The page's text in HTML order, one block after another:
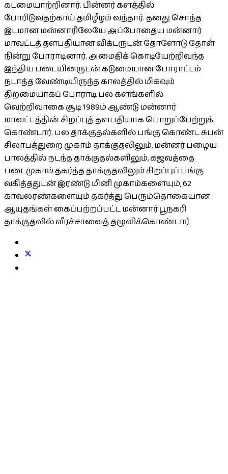
கடமையாற்றினார். பின்னர் களத்தில்
போரிடுவதற்காய் தமிழீழம் வந்தார். தனது சொந்த
இடமான மன்னாரிலேயே அப்போதைய மன்னார்
மாவட்டத் தளபதியான விக்டருடன் தோளோடு தோள்
நின்று போராடினார். அமைதிக் கொடியேற்றிவந்த
இந்திய படையினருடன் கடுமையான போராட்டம்
நடாத்த வேண்டியிருந்த காலத்தில் மிகவும்
திறமையாகப் போராடி பல களங்களில்
வெற்றிவாகை சூடி 1989ம் ஆண்டு மன்னார்
மாவட்டத்தின் சிறப்புத் தளபதியாக பொறுப்பேற்றுக்
கொண்டார். பல தாக்குதல்களில் பங்கு கொண்ட சுபன்
சிலாபத்துறை முகாம் தாக்குதலிலும், மன்னர் பழைய
பாலத்தில் நடந்த தாக்குதல்களிலும், கஜவத்தை
படைமுகாம் தகர்த்த தாக்குதலிலும் சிறப்புப் பங்கு
வகித்ததுடன் இரண்டு மினி முகாம்களையும், 62
காவலரண்களையும் தகர்த்து பெரும்தொகையான
ஆயுதங்கள் கைப்பற்றப்பட்ட மன்னார் பூநகரி
தாக்குதலில் வீரச்சாவைத் தழுவிக்கொண்டார்.